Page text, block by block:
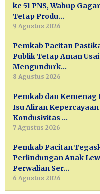
ke 51 PNS, Wabup
Tetap Produ…
9 Agustus 2026
Pemkab Pacitan
Publik Tetap Aman
Mengundurk…
8 Agustus 2026
Pemkab dan Kemenag
Isu Aliran Kepercayaan
Kondusivitas …
7 Agustus 2026
Pemkab Pacitan
Perlindungan Anak
Perwalian Ser…
6 Agustus 2026